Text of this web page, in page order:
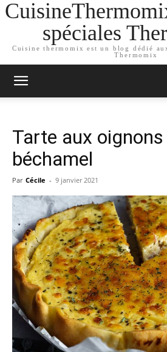
spéciales
Cuisine thermomix est un blog dédié
Thermomix
Tarte aux
béchamel
Par Cécile - 9 janvier 2021